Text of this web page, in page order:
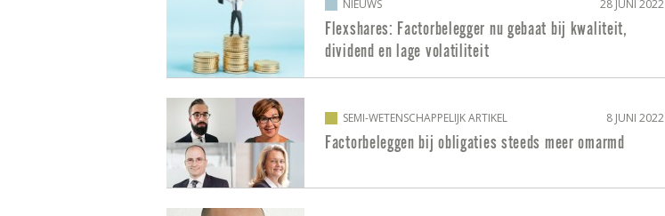
NIEUWS 28 JUNI 2022
Flexshares: Factorbelegger nu gebaat bij kwaliteit,
dividend en lage volatiliteit
SEMI-WETENSCHAPPELIJK ARTIKEL 8 JUNI 2022
Factorbeleggen bij obligaties steeds meer omarmd